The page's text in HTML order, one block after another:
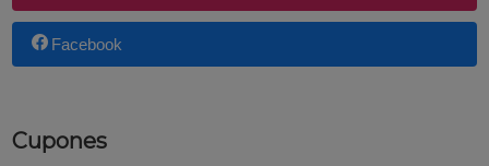
Facebook
Cupones